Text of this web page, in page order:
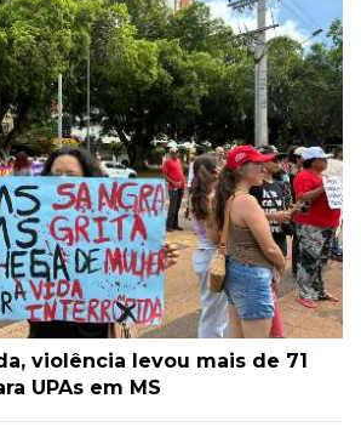
violência levou mais de 71
UPAs em MS